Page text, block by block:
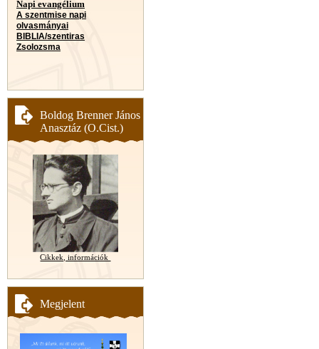
Napi evangélium
A szentmise napi
olvasmányai
BIBLIA/szentiras
Zsolozsma
Boldog Brenner János
Anasztáz (O.Cist.)
Cikkek, információk
Megjelent